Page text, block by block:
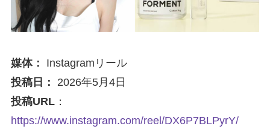
媒体：
Instagramリール
投稿日：
2026年5月4日
投稿URL：
https://www.instagram.com/reel/DX6P7BLPyrY/